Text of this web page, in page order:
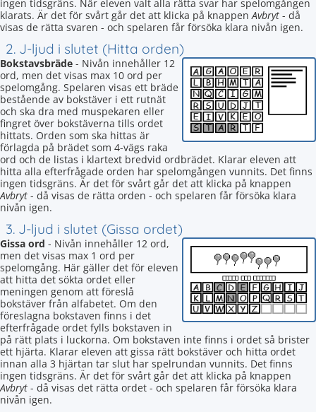
ingen tidsgräns. När eleven valt alla rätta svar har spelomgången
klarats. Är det för svårt går det att klicka på knappenAvbryt - då
visas de rätta svaren - och spelaren får försöka klara nivån igen.
2. J-ljud i slutet (Hitta orden)
Bokstavsbräde - Nivån innehåller 12
ord, men det visas max 10 ord per
spelomgång. Spelaren visas ett bräde
bestående av bokstäver i ett rutnät
och ska dra med muspekaren eller
fingret över bokstäverna tills ordet
hittats. Orden som ska hittas är
förlagda på brädet som 4-vägs raka
ord och de listas i klartext bredvid ordbrädet. Klarar eleven att
hitta alla efterfrågade orden har spelomgången vunnits. Det finns
ingen tidsgräns. Är det för svårt går det att klicka på knappen
Avbryt - då visas de rätta orden - och spelaren får försöka klara
nivån igen.
3. J-ljud i slutet (Gissa ordet)
Gissa ord - Nivån innehåller 12 ord,
men det visas max 1 ord per
spelomgång. Här gäller det för eleven
att hitta det sökta ordet eller
meningen genom att föreslå
bokstäver från alfabetet. Om den
föreslagna bokstaven finns i det
efterfrågade ordet fylls bokstaven in
på rätt plats i luckorna. Om bokstaven inte finns i ordet så brister
ett hjärta. Klarar eleven att gissa rätt bokstäver och hitta ordet
innan alla 3 hjärtan tar slut har spelrundan vunnits. Det finns
ingen tidsgräns. Är det för svårt går det att klicka på knappen
Avbryt - då visas det rätta ordet - och spelaren får försöka klara
nivån igen.